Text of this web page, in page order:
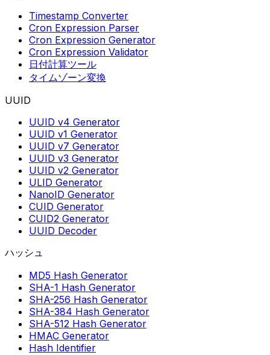
Timestamp Converter
Cron Expression Parser
Cron Expression Generator
Cron Expression Validator
日付計算ツール
タイムゾーン変換
UUID
UUID v4 Generator
UUID v1 Generator
UUID v7 Generator
UUID v3 Generator
UUID v2 Generator
ULID Generator
NanoID Generator
CUID Generator
CUID2 Generator
UUID Decoder
ハッシュ
MD5 Hash Generator
SHA-1 Hash Generator
SHA-256 Hash Generator
SHA-384 Hash Generator
SHA-512 Hash Generator
HMAC Generator
Hash Identifier